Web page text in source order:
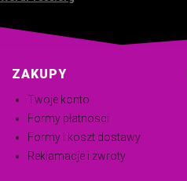
ZAKUPY
Twoje konto
Formy płatnosci
Formy i koszt dostawy
Reklamacje i zwroty